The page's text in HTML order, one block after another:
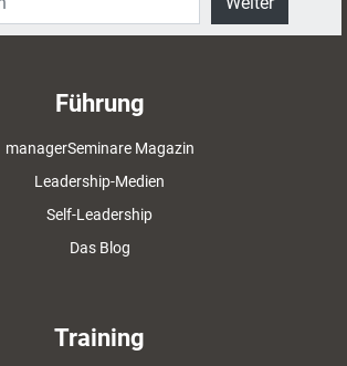
Führung
managerSeminare Magazin
Leadership-Medien
Self-Leadership
Das Blog
Training